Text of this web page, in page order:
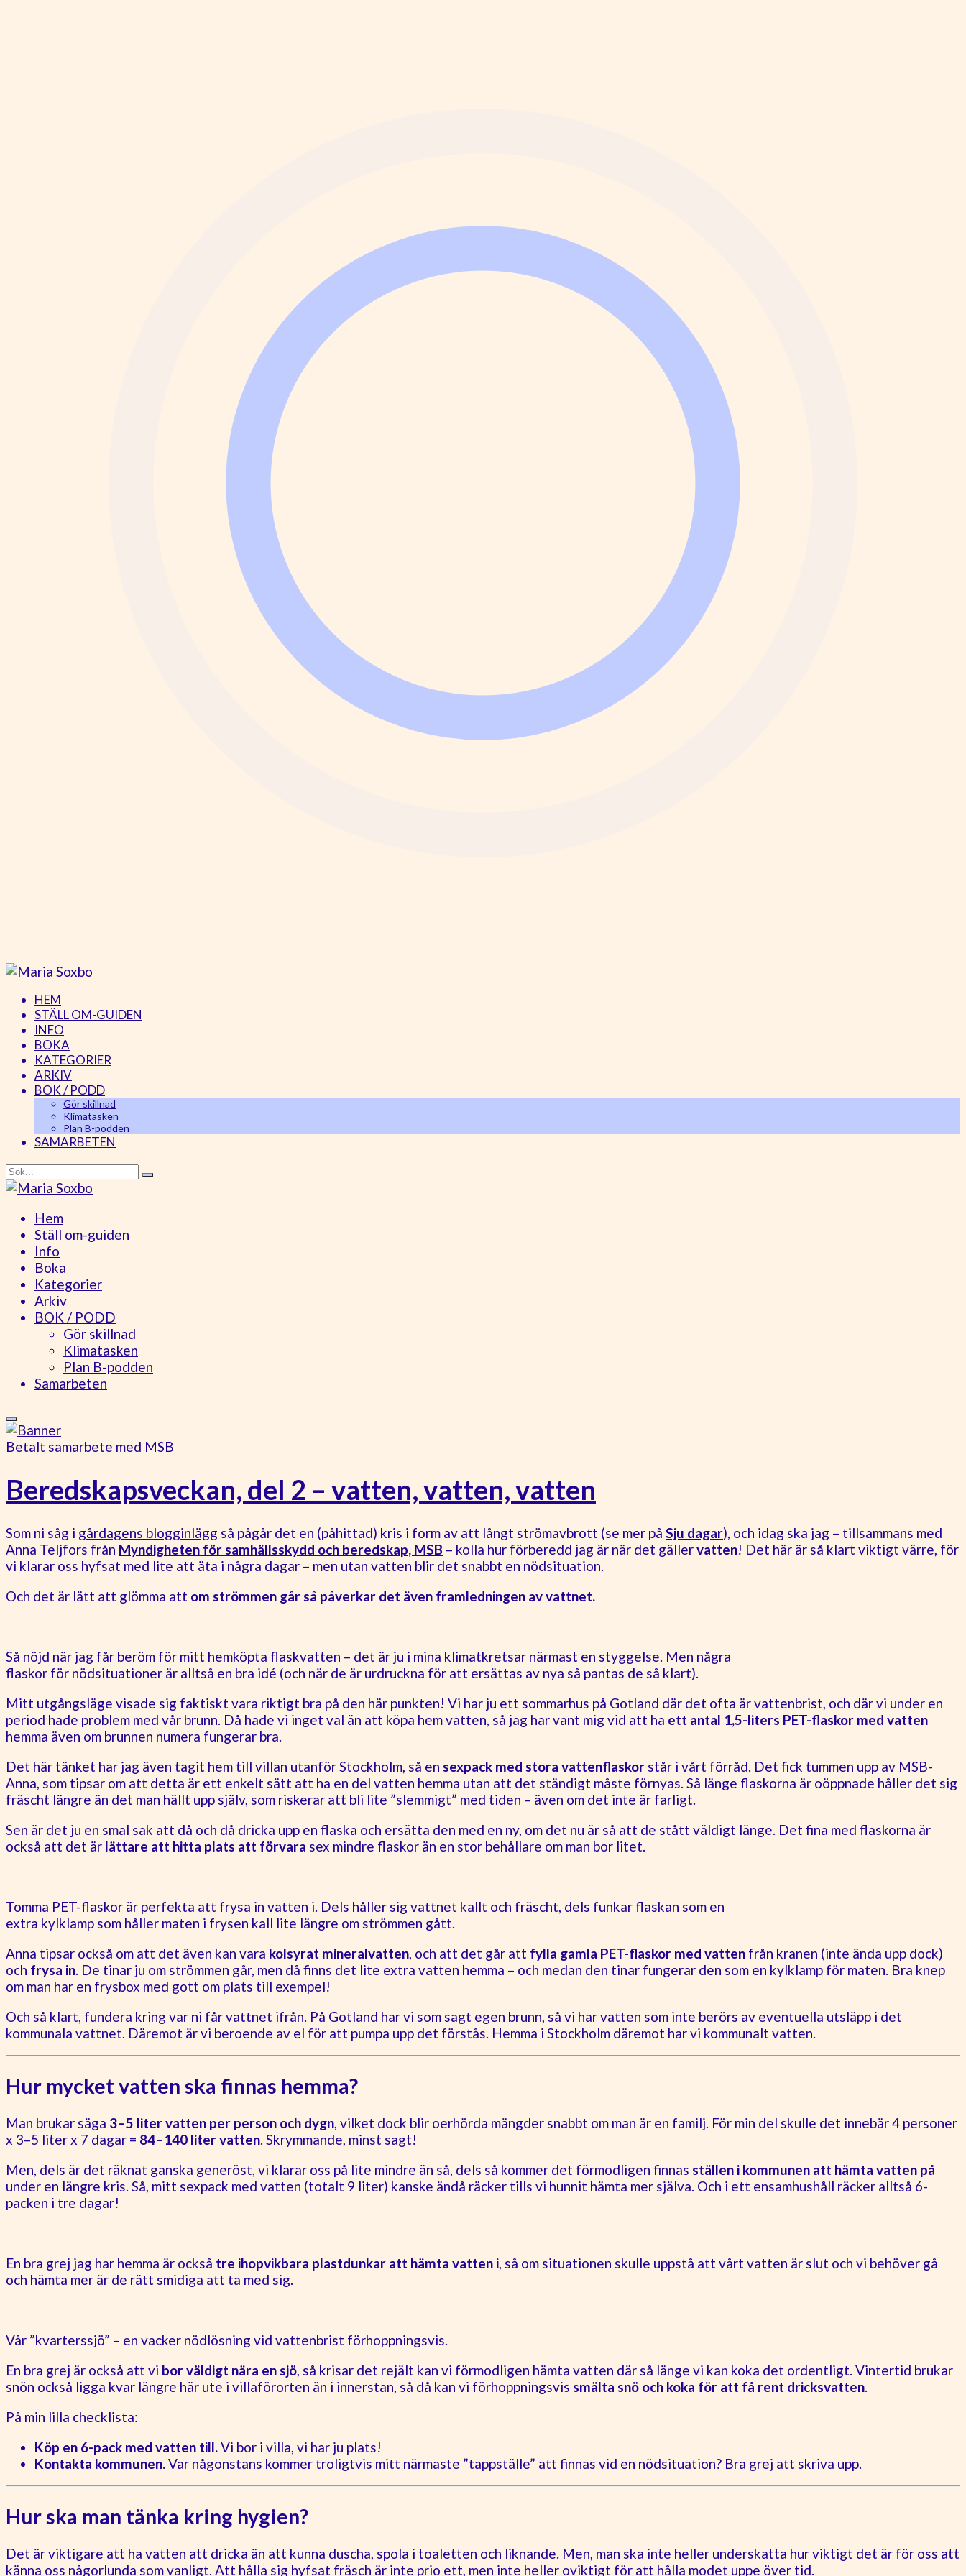
HEM
STÄLL OM-GUIDEN
INFO
BOKA
KATEGORIER
ARKIV
BOK / PODD
Gör skillnad
Klimatasken
Plan B-podden
SAMARBETEN
Hem
Ställ om-guiden
Info
Boka
Kategorier
Arkiv
BOK / PODD
Gör skillnad
Klimatasken
Plan B-podden
Samarbeten
Betalt samarbete med MSB
Beredskapsveckan, del 2 – vatten, vatten, vatten
Som ni såg i gårdagens blogginlägg så pågår det en (påhittad) kris i form av att långt strömavbrott (se mer på Sju dagar), och idag ska jag – tillsammans med
Anna Teljfors från Myndigheten för samhällsskydd och beredskap, MSB – kolla hur förberedd jag är när det gällervatten! Det här är så klart viktigt värre, för
vi klarar oss hyfsat med lite att äta i några dagar – men utan vatten blir det snabbt en nödsituation.
Och det är lätt att glömma att om strömmen går så påverkar det även framledningen av vattnet.
Så nöjd när jag får beröm för mitt hemköpta flaskvatten – det är ju i mina klimatkretsar närmast en styggelse. Men några
flaskor för nödsituationer är alltså en bra idé (och när de är urdruckna för att ersättas av nya så pantas de så klart).
Mitt utgångsläge visade sig faktiskt vara riktigt bra på den här punkten! Vi har ju ett sommarhus på Gotland där det ofta är vattenbrist, och där vi under en
period hade problem med vår brunn. Då hade vi inget val än att köpa hem vatten, så jag har vant mig vid att ha ett antal 1,5-liters PET-flaskor med vatten
hemma även om brunnen numera fungerar bra.
Det här tänket har jag även tagit hem till villan utanför Stockholm, så en sexpack med stora vattenflaskor står i vårt förråd. Det fick tummen upp av MSB-
Anna, som tipsar om att detta är ett enkelt sätt att ha en del vatten hemma utan att det ständigt måste förnyas. Så länge flaskorna är oöppnade håller det sig
fräscht längre än det man hällt upp själv, som riskerar att bli lite ”slemmigt” med tiden – även om det inte är farligt.
Sen är det ju en smal sak att då och då dricka upp en flaska och ersätta den med en ny, om det nu är så att de stått väldigt länge. Det fina med flaskorna är
också att det är lättare att hitta plats att förvara sex mindre flaskor än en stor behållare om man bor litet.
Tomma PET-flaskor är perfekta att frysa in vatten i. Dels håller sig vattnet kallt och fräscht, dels funkar flaskan som en
extra kylklamp som håller maten i frysen kall lite längre om strömmen gått.
Anna tipsar också om att det även kan vara kolsyrat mineralvatten, och att det går att fylla gamla PET-flaskor med vatten från kranen (inte ända upp dock)
och frysa in. De tinar ju om strömmen går, men då finns det lite extra vatten hemma – och medan den tinar fungerar den som en kylklamp för maten. Bra knep
om man har en frysbox med gott om plats till exempel!
Och så klart, fundera kring var ni får vattnet ifrån. På Gotland har vi som sagt egen brunn, så vi har vatten som inte berörs av eventuella utsläpp i det
kommunala vattnet. Däremot är vi beroende av el för att pumpa upp det förstås. Hemma i Stockholm däremot har vi kommunalt vatten.
Hur mycket vatten ska finnas hemma?
Man brukar säga 3–5 liter vatten per person och dygn, vilket dock blir oerhörda mängder snabbt om man är en familj. För min del skulle det innebär 4 personer
x 3–5 liter x 7 dagar = 84–140 liter vatten. Skrymmande, minst sagt!
Men, dels är det räknat ganska generöst, vi klarar oss på lite mindre än så, dels så kommer det förmodligen finnas ställen i kommunen att hämta vatten på
under en längre kris. Så, mitt sexpack med vatten (totalt 9 liter) kanske ändå räcker tills vi hunnit hämta mer själva. Och i ett ensamhushåll räcker alltså 6-
packen i tre dagar!
En bra grej jag har hemma är också tre ihopvikbara plastdunkar att hämta vatten i, så om situationen skulle uppstå att vårt vatten är slut och vi behöver gå
och hämta mer är de rätt smidiga att ta med sig.
Vår ”kvarterssjö” – en vacker nödlösning vid vattenbrist förhoppningsvis.
En bra grej är också att vi bor väldigt nära en sjö, så krisar det rejält kan vi förmodligen hämta vatten där så länge vi kan koka det ordentligt. Vintertid brukar
snön också ligga kvar längre här ute i villaförorten än i innerstan, så då kan vi förhoppningsvis smälta snö och koka för att få rent dricksvatten.
På min lilla checklista:
Köp en 6-pack med vatten till.Vi bor i villa, vi har ju plats!
Kontakta kommunen.Var någonstans kommer troligtvis mitt närmaste ”tappställe” att finnas vid en nödsituation? Bra grej att skriva upp.
Hur ska man tänka kring hygien?
Det är viktigare att ha vatten att dricka än att kunna duscha, spola i toaletten och liknande. Men, man ska inte heller underskatta hur viktigt det är för oss att
känna oss någorlunda som vanligt. Att hålla sig hyfsat fräsch är inte prio ett, men inte heller oviktigt för att hålla modet uppe över tid.